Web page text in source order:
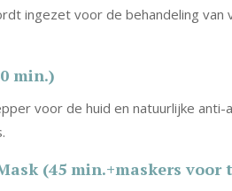
ingezet voor de behandeling
min.)
voor de huid en natuurlijke
(45 min.+maskers voor